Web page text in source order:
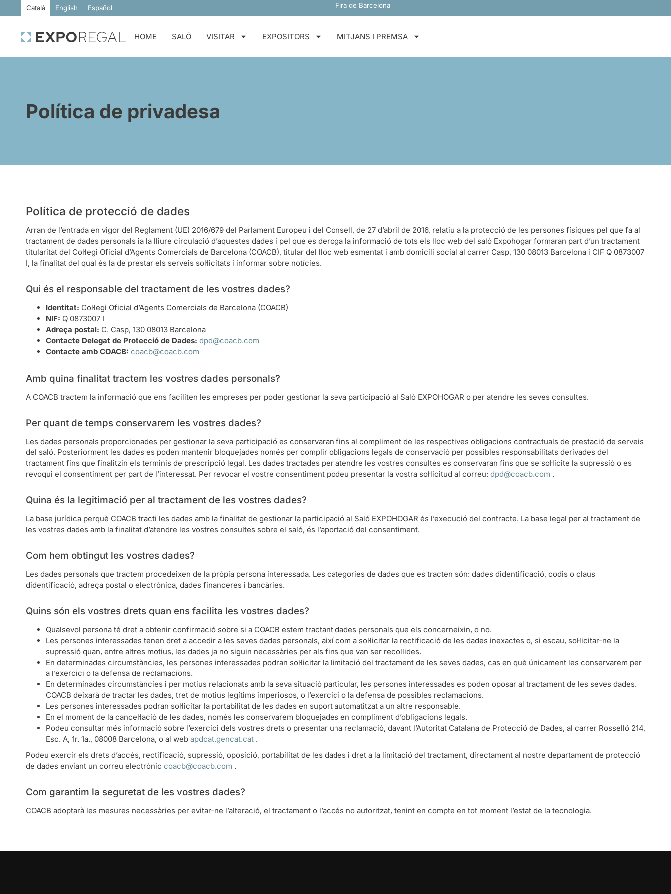
Català English Español Fira de Barcelona
HOME SALÓ VISITAR EXPOSITORS MITJANS I PREMSA
Política de privadesa
Política de protecció de dades
Arran de l’entrada en vigor del Reglament (UE) 2016/679 del Parlament Europeu i del Consell, de 27 d’abril de 2016, relatiu a la protecció de les persones físiques pel que fa al
tractament de dades personals ia la lliure circulació d’aquestes dades i pel que es deroga la informació de tots els lloc web del saló Expohogar formaran part d’un tractament
titularitat del Col·legi Oficial d’Agents Comercials de Barcelona (COACB), titular del lloc web esmentat i amb domicili social al carrer Casp, 130 08013 Barcelona i CIF Q 0873007
I, la finalitat del qual és la de prestar els serveis sol·licitats i informar sobre notícies.
Qui és el responsable del tractament de les vostres dades?
Identitat: Col·legi Oficial d’Agents Comercials de Barcelona (COACB)
NIF: Q 0873007 I
Adreça postal: C. Casp, 130 08013 Barcelona
Contacte Delegat de Protecció de Dades: dpd@coacb.com
Contacte amb COACB: coacb@coacb.com
Amb quina finalitat tractem les vostres dades personals?
A COACB tractem la informació que ens faciliten les empreses per poder gestionar la seva participació al Saló EXPOHOGAR o per atendre les seves consultes.
Per quant de temps conservarem les vostres dades?
Les dades personals proporcionades per gestionar la seva participació es conservaran fins al compliment de les respectives obligacions contractuals de prestació de serveis
del saló. Posteriorment les dades es poden mantenir bloquejades només per complir obligacions legals de conservació per possibles responsabilitats derivades del
tractament fins que finalitzin els terminis de prescripció legal. Les dades tractades per atendre les vostres consultes es conservaran fins que se sol·licite la supressió o es
revoqui el consentiment per part de l’interessat. Per revocar el vostre consentiment podeu presentar la vostra sol·licitud al correu: dpd@coacb.com .
Quina és la legitimació per al tractament de les vostres dades?
La base jurídica perquè COACB tracti les dades amb la finalitat de gestionar la participació al Saló EXPOHOGAR és l’execució del contracte. La base legal per al tractament de
les vostres dades amb la finalitat d’atendre les vostres consultes sobre el saló, és l’aportació del consentiment.
Com hem obtingut les vostres dades?
Les dades personals que tractem procedeixen de la pròpia persona interessada. Les categories de dades que es tracten són: dades didentificació, codis o claus
didentificació, adreça postal o electrònica, dades financeres i bancàries.
Quins són els vostres drets quan ens facilita les vostres dades?
Qualsevol persona té dret a obtenir confirmació sobre si a COACB estem tractant dades personals que els concerneixin, o no.
Les persones interessades tenen dret a accedir a les seves dades personals, així com a sol·licitar la rectificació de les dades inexactes o, si escau, sol·licitar-ne la
supressió quan, entre altres motius, les dades ja no siguin necessàries per als fins que van ser recollides.
En determinades circumstàncies, les persones interessades podran sol·licitar la limitació del tractament de les seves dades, cas en què únicament les conservarem per
a l’exercici o la defensa de reclamacions.
En determinades circumstàncies i per motius relacionats amb la seva situació particular, les persones interessades es poden oposar al tractament de les seves dades.
COACB deixarà de tractar les dades, tret de motius legítims imperiosos, o l’exercici o la defensa de possibles reclamacions.
Les persones interessades podran sol·licitar la portabilitat de les dades en suport automatitzat a un altre responsable.
En el moment de la cancel·lació de les dades, només les conservarem bloquejades en compliment d’obligacions legals.
Podeu consultar més informació sobre l’exercici dels vostres drets o presentar una reclamació, davant l’Autoritat Catalana de Protecció de Dades, al carrer Rosselló 214,
Esc. A, 1r. 1a., 08008 Barcelona, ​​o al web apdcat.gencat.cat .
Podeu exercir els drets d’accés, rectificació, supressió, oposició, portabilitat de les dades i dret a la limitació del tractament, directament al nostre departament de protecció
de dades enviant un correu electrònic coacb@coacb.com .
Com garantim la seguretat de les vostres dades?
COACB adoptarà les mesures necessàries per evitar-ne l’alteració, el tractament o l’accés no autoritzat, tenint en compte en tot moment l’estat de la tecnologia.